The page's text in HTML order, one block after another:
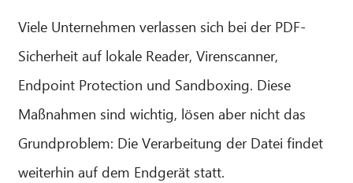
Viele Unternehmen verlassen sich bei der PDF-
Sicherheit auf lokale Reader, Virenscanner,
Endpoint Protection und Sandboxing. Diese
Maßnahmen sind wichtig, lösen aber nicht das
Grundproblem: Die Verarbeitung der Datei findet
weiterhin auf dem Endgerät statt.